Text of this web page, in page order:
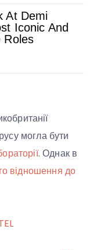
могла бути
. Однак в
відношення до